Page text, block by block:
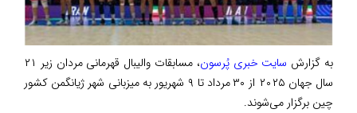
به گزارش سایت خبری پُرسون
، مسابقات والیبال قهرمانی مردان زیر ۲۱
سال جهان ۲۰۲۵ از ۳۰ مرداد تا ۹ شهریور به میزبانی شهر ژیانگمن کشور
چین برگزار می‌شوند.